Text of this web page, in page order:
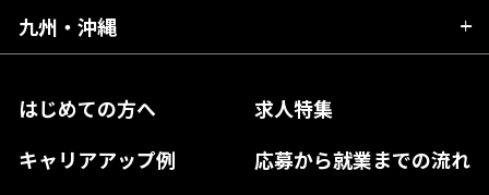
はじめての方へ
求人特集
キャリアアップ例
応募から就業までの流れ
神奈川県
長野県
大阪府
奈良県
和歌山県
岡山県
島根県
山口県
愛媛県
徳島県
九州・沖縄